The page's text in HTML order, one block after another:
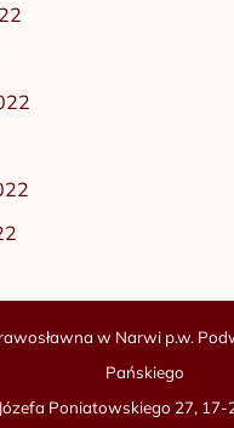
w Narwi p.w.
Pańskiego
Poniatowskiego 27, 17-